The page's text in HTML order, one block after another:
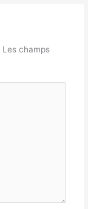
Les champs